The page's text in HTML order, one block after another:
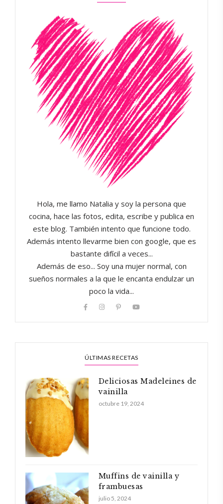
Hola, me llamo Natalia y soy la persona que
cocina, hace las fotos, edita, escribe y publica en
este blog. También intento que funcione todo.
Además intento llevarme bien con google, que es
bastante difícil a veces...
Además de eso... Soy una mujer normal, con
sueños normales a la que le encanta endulzar un
poco la vida...
ÚLTIMAS RECETAS
Deliciosas Madeleines de
vainilla
octubre 19, 2024
Muffins de vainilla y
frambuesas
julio 5, 2024